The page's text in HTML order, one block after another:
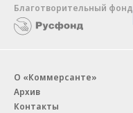
Благотворительный фонд
О «Коммерсанте»
Архив
Контакты